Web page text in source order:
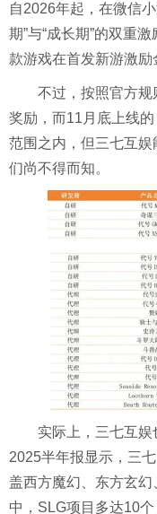
自2026年起，在微信
期”与“成长期”的双重
款游戏在首发新游激励
不过，按照官方
奖励，而11月底上线
范围之内，但三七互
们尚不得而知。
实际上，三七互娱
2025半年报显示，三
盖西方魔幻、东方玄
中，SLG项目多达10